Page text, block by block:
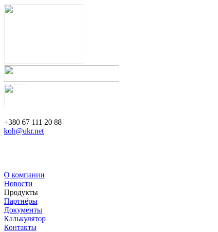
+380 67 111 20 88
koh@ukr.net
О компании
Новости
Продукты
Партнёры
Документы
Калькулятор
Контакты